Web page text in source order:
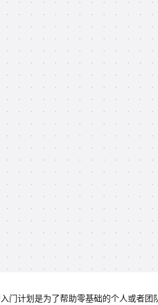
门计划是为了帮助零基础的个人或者